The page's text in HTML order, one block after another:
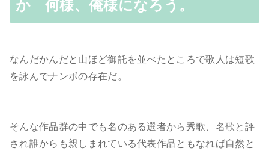
か 何様、俺様になろう。
なんだかんだと山ほど御託を並べたところで歌人は短歌
を詠んでナンボの存在だ。
そんな作品群の中でも名のある選者から秀歌、名歌と評
され誰からも親しまれている代表作品ともなれば自然と